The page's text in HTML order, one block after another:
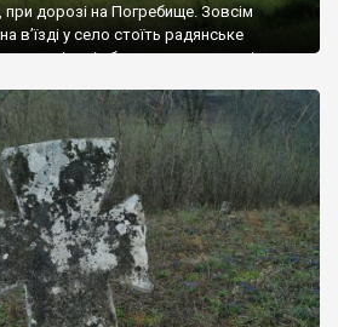
при дорозі на Погребище. Зовсім
в’їзді у село стоїть радянське
жінку і яблуню, а трохи далі, десь
стареньких колії у траві – […]